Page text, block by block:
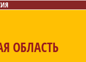
ОБЛАСТЬ